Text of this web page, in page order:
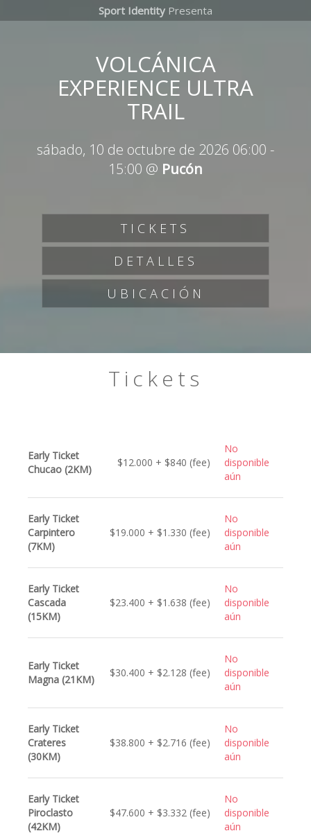
Sport Identity Presenta
VOLCÁNICA
EXPERIENCE ULTRA
TRAIL
sábado, 10 de octubre de 2026 06:00 -
15:00 @ Pucón
TICKETS
DETALLES
UBICACIÓN
Tickets
Early Ticket
Chucao (2KM)
$12.000 + $840 (fee)
No
disponible
aún
Early Ticket
Carpintero
(7KM)
$19.000 + $1.330 (fee)
No
disponible
aún
Early Ticket
Cascada
(15KM)
$23.400 + $1.638 (fee)
No
disponible
aún
Early Ticket
Magna (21KM)
$30.400 + $2.128 (fee)
No
disponible
aún
Early Ticket
Crateres
(30KM)
$38.800 + $2.716 (fee)
No
disponible
aún
Early Ticket
Piroclasto
(42KM)
$47.600 + $3.332 (fee)
No
disponible
aún